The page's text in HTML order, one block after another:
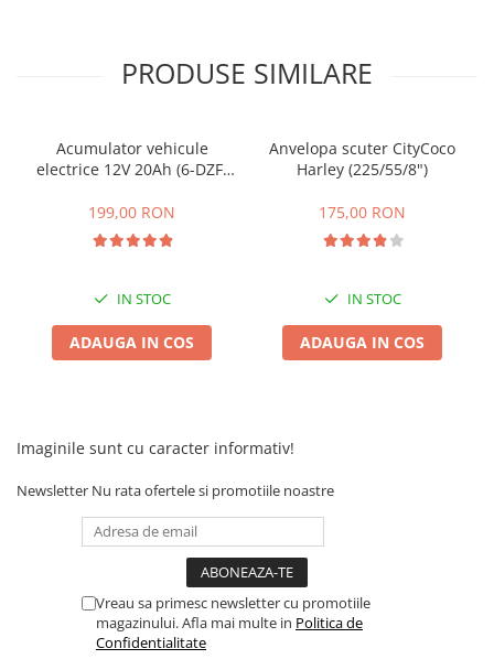
Acceleratii
Baterii 48V
Baterii 60V
Controllere
Incarcatoare
Barbati
Dama
⬇ MARCI
PRODUSE SIMILARE
Acumulator vehicule
electrice 12V 20Ah (6-DZF-
199,00 RON
IN STOC
ADAUGA IN COS
Anvelopa scuter CityCoco
Harley (225/55/8")
175,00 RON
IN STOC
ADAUGA IN COS
Imaginile sunt cu caracter informativ!
Newsletter Nu rata ofertele si promotiile noastre
Vreau sa primesc newsletter cu promotiile
magazinului. Afla mai multe in Politica de
Confidentialitate